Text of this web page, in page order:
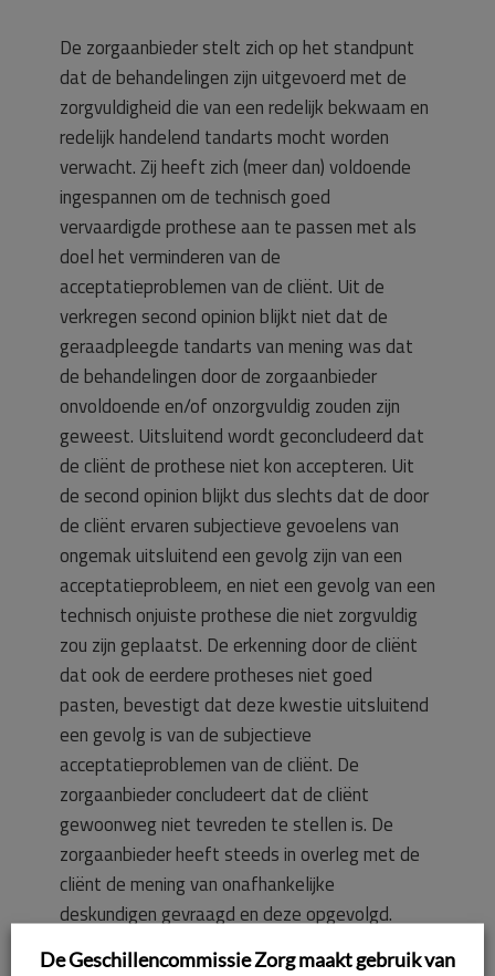
De zorgaanbieder stelt zich op het standpunt
dat de behandelingen zijn uitgevoerd met de
zorgvuldigheid die van een redelijk bekwaam en
redelijk handelend tandarts mocht worden
verwacht. Zij heeft zich (meer dan) voldoende
ingespannen om de technisch goed
vervaardigde prothese aan te passen met als
doel het verminderen van de
acceptatieproblemen van de cliënt. Uit de
verkregen second opinion blijkt niet dat de
geraadpleegde tandarts van mening was dat
de behandelingen door de zorgaanbieder
onvoldoende en/of onzorgvuldig zouden zijn
geweest. Uitsluitend wordt geconcludeerd dat
de cliënt de prothese niet kon accepteren. Uit
de second opinion blijkt dus slechts dat de door
de cliënt ervaren subjectieve gevoelens van
ongemak uitsluitend een gevolg zijn van een
acceptatieprobleem, en niet een gevolg van een
technisch onjuiste prothese die niet zorgvuldig
zou zijn geplaatst. De erkenning door de cliënt
dat ook de eerdere protheses niet goed
pasten, bevestigt dat deze kwestie uitsluitend
een gevolg is van de subjectieve
acceptatieproblemen van de cliënt. De
zorgaanbieder concludeert dat de cliënt
gewoonweg niet tevreden te stellen is. De
zorgaanbieder heeft steeds in overleg met de
cliënt de mening van onafhankelijke
deskundigen gevraagd en deze opgevolgd.
De Geschillencommissie Zorg maakt gebruik van